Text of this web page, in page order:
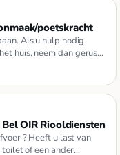
poetskracht
Als u hulp nodig
huis, neem dan gerust
OIR Riooldiensten
? Heeft u last van
of een ander